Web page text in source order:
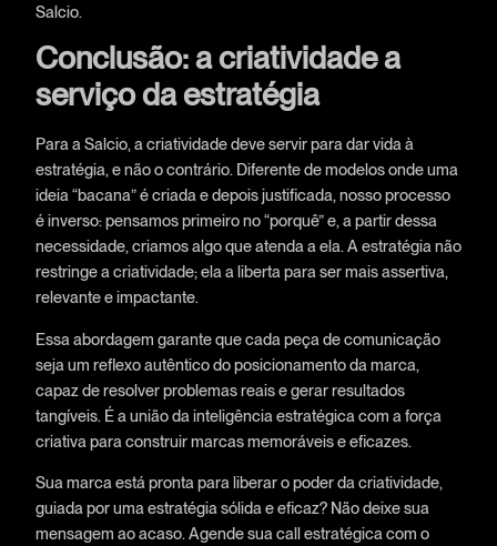
Salcio.
Conclusão: a criatividade a
serviço da estratégia
Para a Salcio, a criatividade deve servir para dar vida à
estratégia, e não o contrário. Diferente de modelos onde uma
ideia “bacana” é criada e depois justificada, nosso processo
é inverso: pensamos primeiro no “porquê” e, a partir dessa
necessidade, criamos algo que atenda a ela. A estratégia não
restringe a criatividade; ela a liberta para ser mais assertiva,
relevante e impactante.
Essa abordagem garante que cada peça de comunicação
seja um reflexo autêntico do posicionamento da marca,
capaz de resolver problemas reais e gerar resultados
tangíveis. É a união da inteligência estratégica com a força
criativa para construir marcas memoráveis e eficazes.
Sua marca está pronta para liberar o poder da criatividade,
guiada por uma estratégia sólida e eficaz? Não deixe sua
mensagem ao acaso. Agende sua call estratégica com o